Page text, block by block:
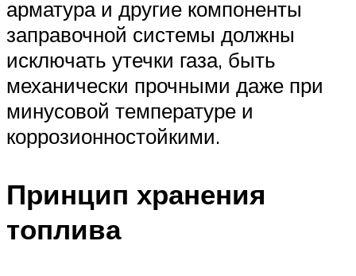
арматура и другие компоненты
заправочной системы должны
исключать утечки газа, быть
механически прочными даже при
минусовой температуре и
коррозионностойкими.
Принцип хранения
топлива